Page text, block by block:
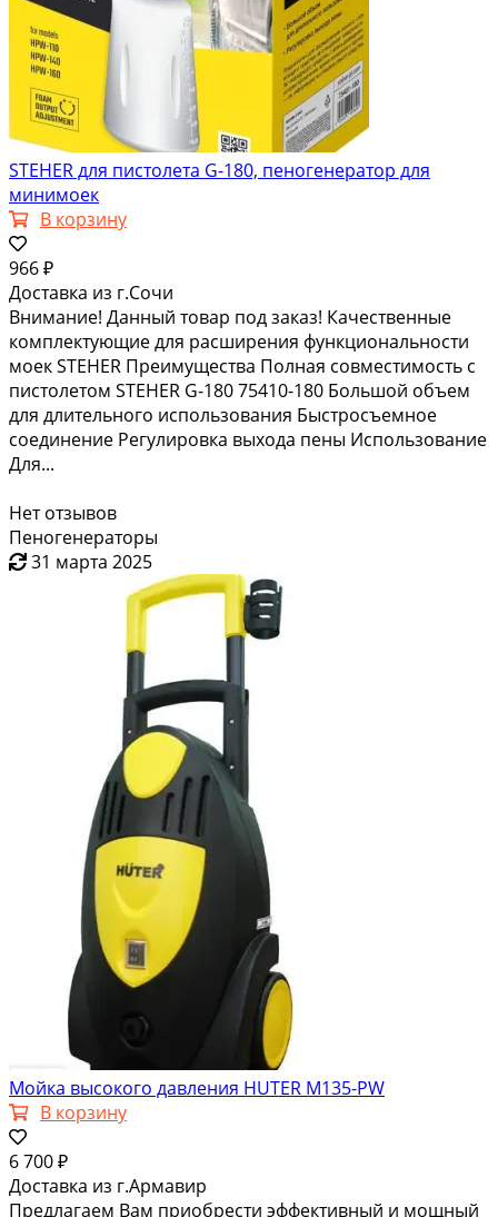
STEHER для пистолета G-180, пеногенератор для
минимоек
В корзину
966 ₽
Доставка из г.Сочи
Внимание! Данный товар под заказ! Качественные
комплектующие для расширения функциональности
моек STEHER Преимущества Полная совместимость с
пистолетом STEHER G-180 75410-180 Большой объем
для длительного использования Быстросъемное
соединение Регулировка выхода пены Использование
Для...
Нет отзывов
Пеногенераторы
31 марта 2025
Мойка высокого давления HUTER M135-PW
В корзину
6 700 ₽
Доставка из г.Армавир
Предлагаем Вам приобрести эффективный и мощный